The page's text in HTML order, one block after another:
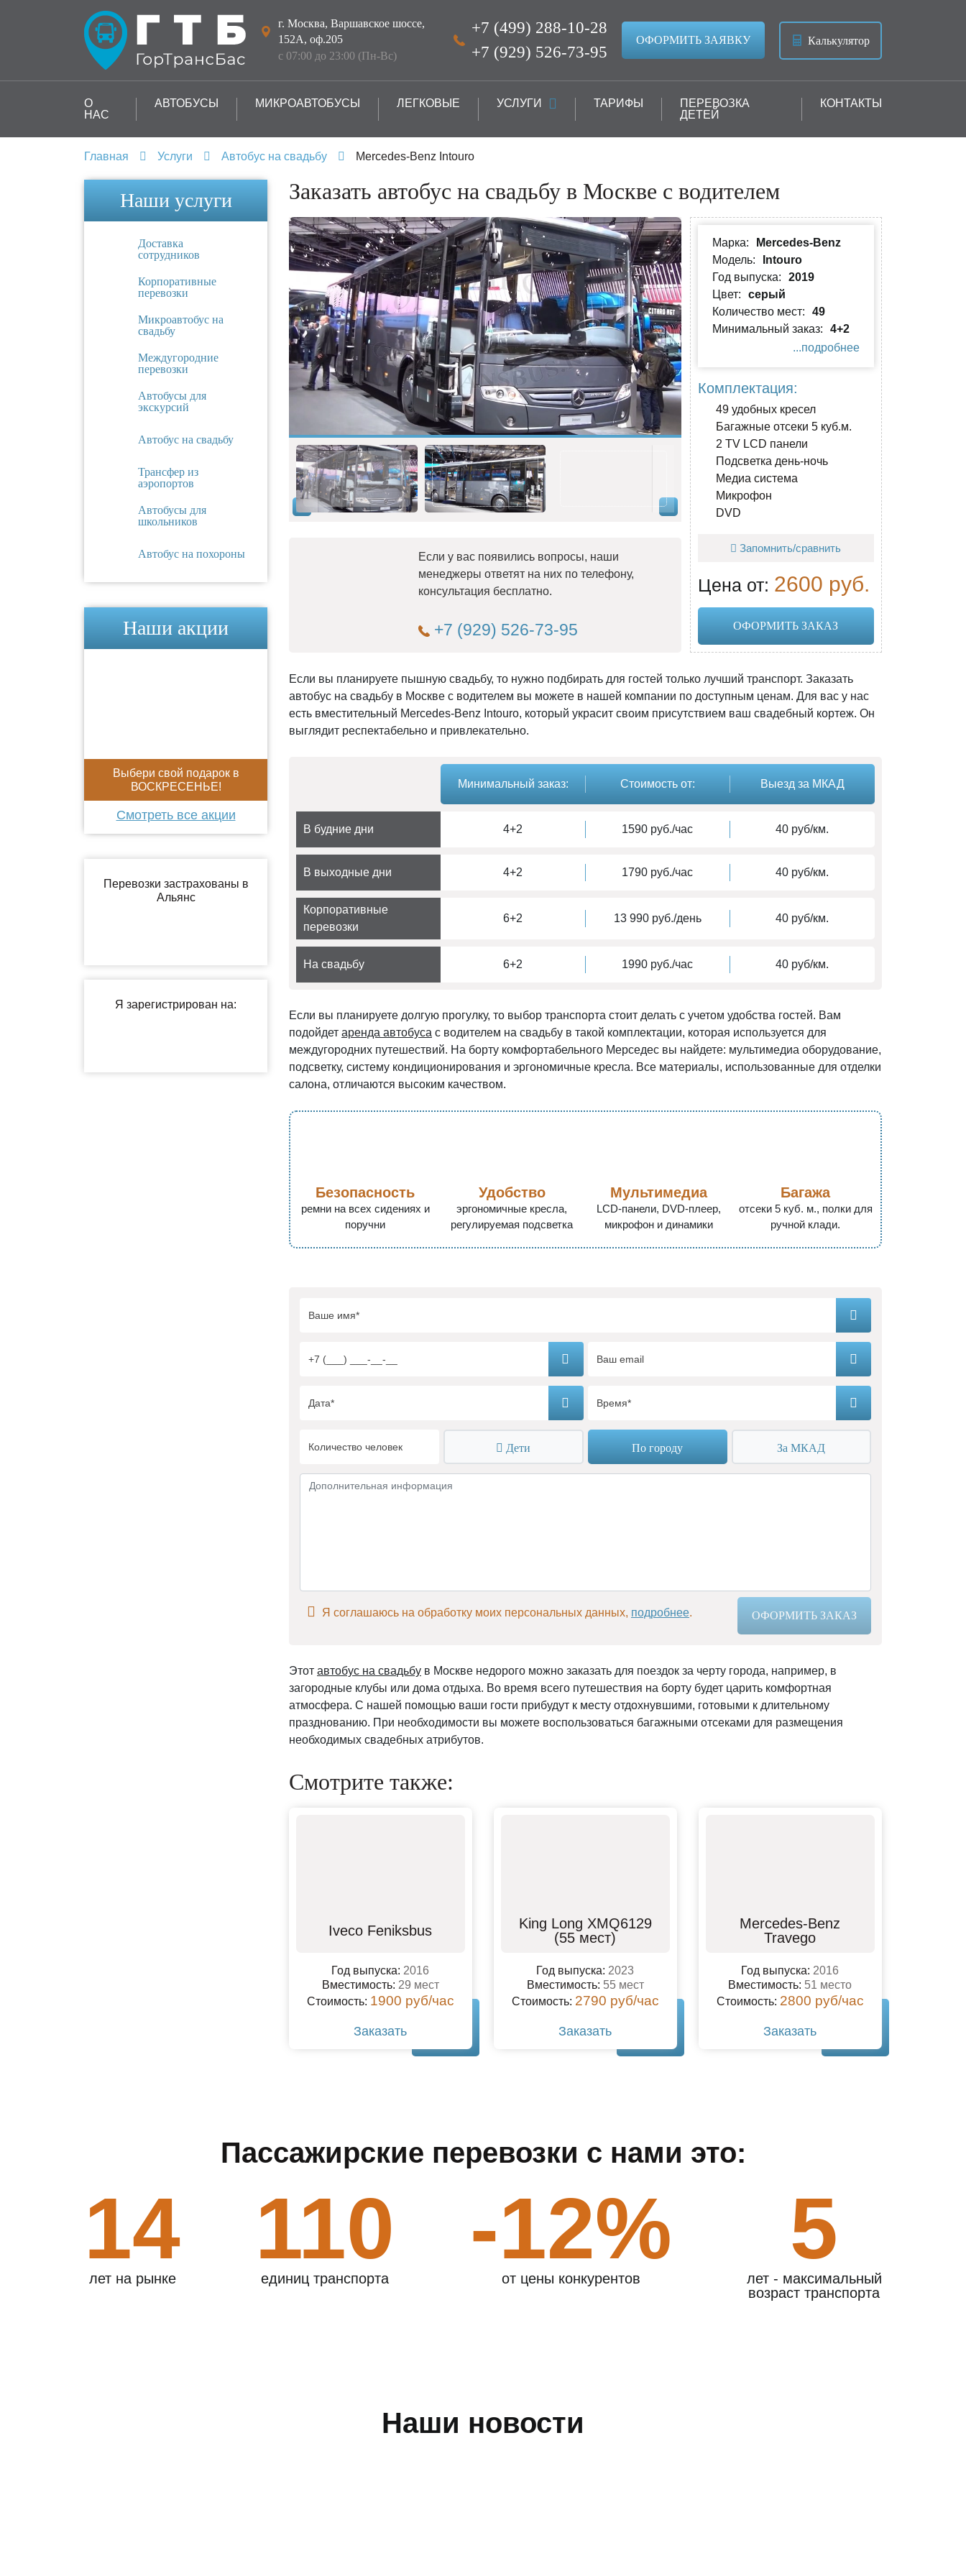
г. Москва, Варшавское шоссе,
152А, оф.205
с 07:00 до 23:00 (Пн-Вс)
+7 (499) 288-10-28
+7 (929) 526-73-95
ОФОРМИТЬ ЗАЯВКУ Калькулятор
О
НАС
АВТОБУСЫ МИКРОАВТОБУСЫ ЛЕГКОВЫЕ УСЛУГИ ТАРИФЫ
ПЕРЕВОЗКА
ДЕТЕЙ
КОНТАКТЫ
Главная Услуги Автобус на свадьбу Mercedes-Benz Intouro
Наши услуги
Доставка
сотрудников
Корпоративные
перевозки
Микроавтобус на
свадьбу
Междугородние
перевозки
Автобусы для
экскурсий
Автобус на свадьбу
Трансфер из
аэропортов
Автобусы для
школьников
Автобус на похороны
Наши акции
Выбери свой подарок в
ВОСКРЕСЕНЬЕ!
Смотреть все акции
Заказать автобус на свадьбу в Москве с водителем
Если у вас появились вопросы, наши
менеджеры ответят на них по телефону,
консультация бесплатно.
+7 (929) 526-73-95
Марка:
Mercedes-Benz
Модель:
Intouro
Год выпуска:
2019
Цвет:
серый
Количество мест:
49
Минимальный заказ:
4+2
...подробнее
Комплектация:
49 удобных кресел
Багажные отсеки 5 куб.м.
2 TV LCD панели
Подсветка день-ночь
Медиа система
Микрофон
DVD
Запомнить/сравнить
Цена от: 2600 руб.
ОФОРМИТЬ ЗАКАЗ
Если вы планируете пышную свадьбу, то нужно подбирать для гостей только лучший транспорт. Заказать
автобус на свадьбу в Москве с водителем вы можете в нашей компании по доступным ценам. Для вас у нас
есть вместительный Mercedes-Benz Intouro, который украсит своим присутствием ваш свадебный кортеж. Он
выглядит респектабельно и привлекательно.
Минимальный заказ: Стоимость от: Выезд за МКАД
В будние дни 4+2 1590 руб./час 40 руб/км.
В выходные дни 4+2 1790 руб./час 40 руб/км.
Корпоративные
перевозки
6+2 13 990 руб./день 40 руб/км.
На свадьбу 6+2 1990 руб./час 40 руб/км.
Если вы планируете долгую прогулку, то выбор транспорта стоит делать с учетом удобства гостей. Вам
подойдет аренда автобуса с водителем на свадьбу в такой комплектации, которая используется для
междугородних путешествий. На борту комфортабельного Мерседес вы найдете: мультимедиа оборудование,
подсветку, систему кондиционирования и эргономичные кресла. Все материалы, использованные для отделки
салона, отличаются высоким качеством.
Безопасность
ремни на всех сидениях и
поручни
Удобство
эргономичные кресла,
регулируемая подсветка
Мультимедиа
LCD-панели, DVD-плеер,
микрофон и динамики
Багажа
отсеки 5 куб. м., полки для
ручной клади.
Дети По городу За МКАД
Я соглашаюсь на обработку моих персональных данных, подробнее. ОФОРМИТЬ ЗАКАЗ
Этот автобус на свадьбу в Москве недорого можно заказать для поездок за черту города, например, в
загородные клубы или дома отдыха. Во время всего путешествия на борту будет царить комфортная
атмосфера. С нашей помощью ваши гости прибудут к месту отдохнувшими, готовыми к длительному
празднованию. При необходимости вы можете воспользоваться багажными отсеками для размещения
необходимых свадебных атрибутов.
Смотрите также:
Iveco Feniksbus
Год выпуска: 2016
Вместимость: 29 мест
Стоимость: 1900 руб/час
Заказать
King Long XMQ6129
(55 мест)
Год выпуска: 2023
Вместимость: 55 мест
Стоимость: 2790 руб/час
Заказать
Mercedes-Benz
Travego
Год выпуска: 2016
Вместимость: 51 место
Стоимость: 2800 руб/час
Заказать
Пассажирские перевозки с нами это:
14
лет на рынке
110
единиц транспорта
-12%
от цены конкурентов
5
лет - максимальный
возраст транспорта
Наши новости